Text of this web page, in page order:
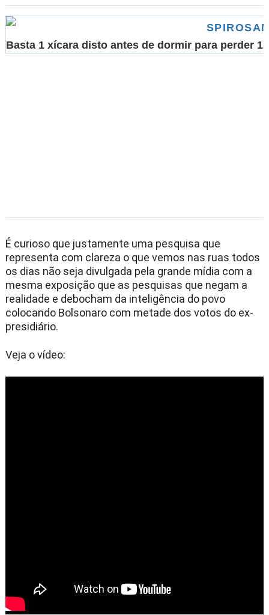
booksapp
er
senggram
r
Basta 1 xícara disto antes de dormir para perder
É curioso que justamente uma pesquisa que
representa com clareza o que vemos nas ruas todos
os dias não seja divulgada pela grande mídia com a
mesma exposição que as pesquisas que negam a
realidade e debocham da inteligência do povo
colocando Bolsonaro com metade dos votos do ex-
presidiário.
Veja o vídeo: